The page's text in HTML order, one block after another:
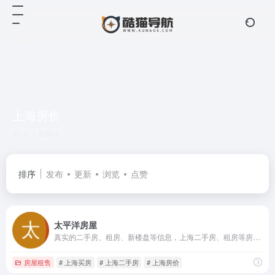
排序 发布 更新 浏览 点赞
太平洋房屋
房屋租售 # 上海买房 # 上海二手房 # 上海房价